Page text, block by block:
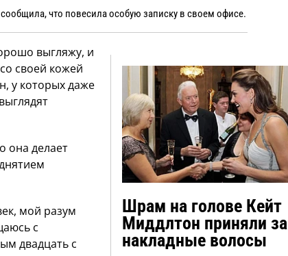
что повесила особую записку в своем офисе.
Шрам на голове Кейт
Миддлтон приняли за
накладные волосы
выгляжу, и
своей кожей
у которых даже
она делает
мой разум
с
двадцать с